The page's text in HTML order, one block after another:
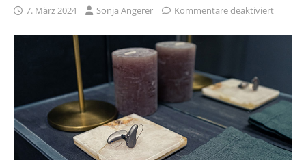
7. März 2024 Sonja Angerer Kommentare deaktiviert